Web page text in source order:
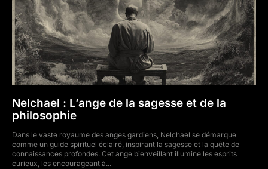
Nelchael : L’ange de la sagesse et de la
philosophie
Dans le vaste royaume des anges gardiens, Nelchael se démarque
comme un guide spirituel éclairé, inspirant la sagesse et la quête de
connaissances profondes. Cet ange bienveillant illumine les esprits
curieux, les encourageant à...